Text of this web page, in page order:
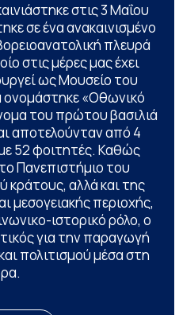
στις 3 Μαΐου
σε ένα ανακαινισμένο
πλευρά
στις μέρες μας έχει
ως Μουσείο του
ονομάστηκε «Οθωνικό
του πρώτου βασιλιά
αποτελούνταν από 4
52 φοιτητές. Καθώς
Πανεπιστήμιο του
κράτους, αλλά και της
μεσογειακής περιοχής,
ιστορικό ρόλο, ο
για την παραγωγή
πολιτισμού μέσα στη